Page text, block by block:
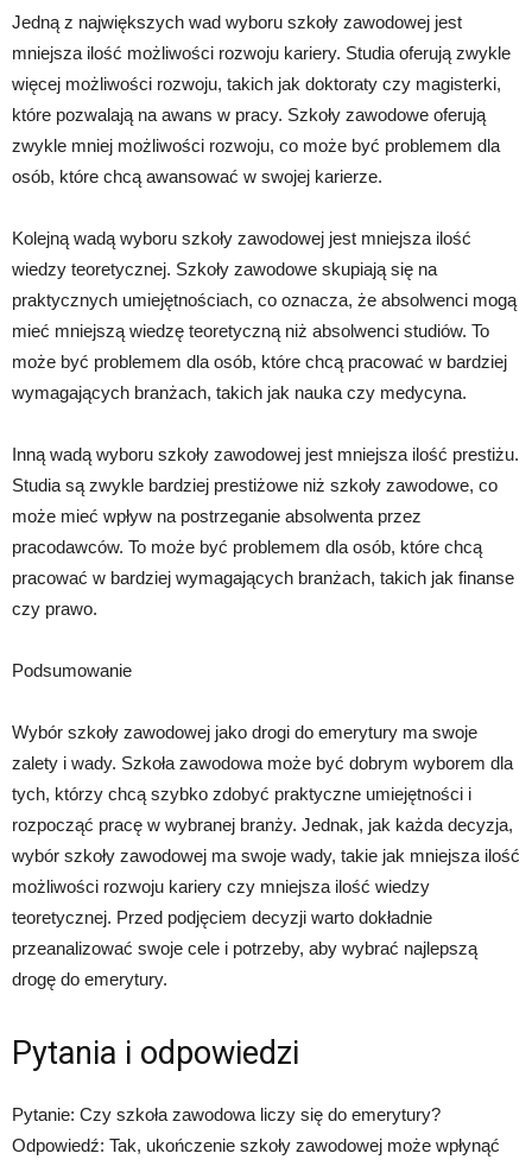
Jedną z największych wad wyboru szkoły zawodowej jest
mniejsza ilość możliwości rozwoju kariery. Studia oferują zwykle
więcej możliwości rozwoju, takich jak doktoraty czy magisterki,
które pozwalają na awans w pracy. Szkoły zawodowe oferują
zwykle mniej możliwości rozwoju, co może być problemem dla
osób, które chcą awansować w swojej karierze.
Kolejną wadą wyboru szkoły zawodowej jest mniejsza ilość
wiedzy teoretycznej. Szkoły zawodowe skupiają się na
praktycznych umiejętnościach, co oznacza, że absolwenci mogą
mieć mniejszą wiedzę teoretyczną niż absolwenci studiów. To
może być problemem dla osób, które chcą pracować w bardziej
wymagających branżach, takich jak nauka czy medycyna.
Inną wadą wyboru szkoły zawodowej jest mniejsza ilość prestiżu.
Studia są zwykle bardziej prestiżowe niż szkoły zawodowe, co
może mieć wpływ na postrzeganie absolwenta przez
pracodawców. To może być problemem dla osób, które chcą
pracować w bardziej wymagających branżach, takich jak finanse
czy prawo.
Podsumowanie
Wybór szkoły zawodowej jako drogi do emerytury ma swoje
zalety i wady. Szkoła zawodowa może być dobrym wyborem dla
tych, którzy chcą szybko zdobyć praktyczne umiejętności i
rozpocząć pracę w wybranej branży. Jednak, jak każda decyzja,
wybór szkoły zawodowej ma swoje wady, takie jak mniejsza ilość
możliwości rozwoju kariery czy mniejsza ilość wiedzy
teoretycznej. Przed podjęciem decyzji warto dokładnie
przeanalizować swoje cele i potrzeby, aby wybrać najlepszą
drogę do emerytury.
Pytania i odpowiedzi
Pytanie: Czy szkoła zawodowa liczy się do emerytury?
Odpowiedź: Tak, ukończenie szkoły zawodowej może wpłynąć